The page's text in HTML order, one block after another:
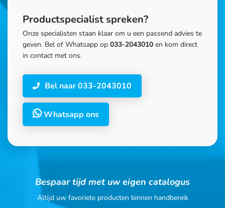
Productspecialist spreken?
Onze specialisten staan klaar om u een passend advies te
geven. Bel of Whatsapp op 033-2043010 en kom direct
in contact met ons.
Bel naar 033-2043010
Whatsapp ons
Bespaar tijd met uw eigen catalogus
Altijd uw favoriete producten binnen handbereik